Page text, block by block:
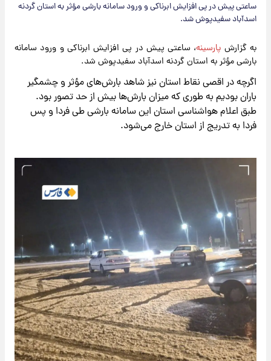
​ساعتی پیش در پی افزایش ابرناکی و ورود سامانه بارشی مؤثر به استان گردنه
اسدآباد سفیدپوش شد.
به گزارش پارسینه، ساعتی پیش در پی افزایش ابرناکی و ورود سامانه
بارشی مؤثر به استان گردنه اسدآباد سفیدپوش شد.
اگرچه در اقصی نقاط استان نیز شاهد بارش‌های مؤثر و چشمگیر
باران بودیم به طوری که میزان بارش‌ها بیش از حد تصور بود.
طبق اعلام هواشناسی استان این سامانه بارشی طی فردا و پس
فردا به تدریج از استان خارج می‌شود.